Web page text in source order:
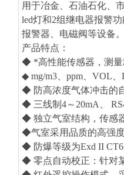
用于冶金、石油石化、
led灯和2组继电器报警
报警器、电磁阀等设备
产品特点：
◆ *高性能传感器，测量
◆ mg/m3、ppm、VOL
◆ 防高浓度气体冲击的
◆ 三线制4～20mA、
◆ 独立气室结构，传感
◆气室采用品质的高强
◆ 防爆等级为Exd II
◆ 零点自动校正：针对